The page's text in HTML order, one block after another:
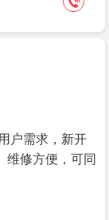
户需求，新开
维修方便，可同